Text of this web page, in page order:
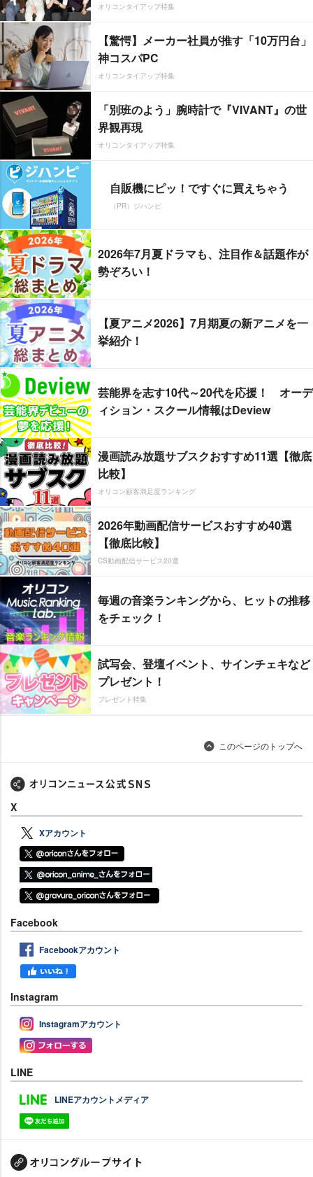
オリコンタイアップ特集
【驚愕】メーカー社員が推す「10万円台」
神コスパPC
オリコンタイアップ特集
「別班のよう」腕時計で『VIVANT』の世
界観再現
オリコンタイアップ特集
自販機にピッ！ですぐに買えちゃう
（PR）ジハンピ
2026年7月夏ドラマも、注目作＆話題作が
勢ぞろい！
【夏アニメ2026】7月期夏の新アニメを一
挙紹介！
芸能界を志す10代～20代を応援！ オーデ
ィション・スクール情報はDeview
漫画読み放題サブスクおすすめ11選【徹底
比較】
オリコン顧客満足度ランキング
2026年動画配信サービスおすすめ40選
【徹底比較】
CS動画配信サービス20選
毎週の音楽ランキングから、ヒットの推移
をチェック！
試写会、登壇イベント、サインチェキなど
プレゼント！
プレゼント特集
このページのトップへ
X
Xアカウント
Facebook
Facebookアカウント
Instagram
Instagramアカウント
LINE
LINEアカウントメディア